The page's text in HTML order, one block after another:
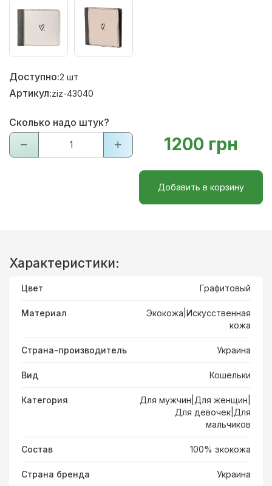
Доступно:2 шт
Артикул:ziz-43040
Сколько надо штук?
1200 грн
Добавить в корзину
Характеристики:
Цвет Графитовый
Материал
Экокожа|Искусственная
кожа
Страна-производитель Украина
Вид Кошельки
Категория
Для мужчин|Для женщин|
Для девочек|Для
мальчиков
Состав 100% экокожа
Страна бренда Украина